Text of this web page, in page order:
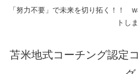
「努力不要」で未来を切り拓く！！
トし
苫米地式コーチング認